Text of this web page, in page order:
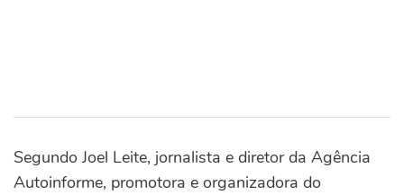
Segundo Joel Leite, jornalista e diretor da Agência
Autoinforme, promotora e organizadora do